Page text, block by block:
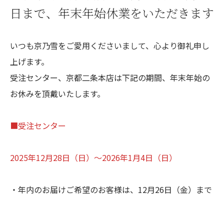
日まで、年末年始休業をいただきます
いつも京乃雪をご愛用くださいまして、心より御礼申し
上げます。
受注センター、京都二条本店は下記の期間、年末年始の
お休みを頂戴いたします。
■受注センター
2025年12月28日（日）～2026年1月4日（日）
・年内のお届けご希望のお客様は、12月26日（金）まで